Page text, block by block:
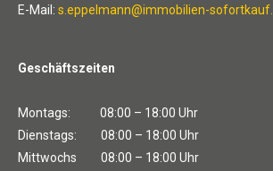
E-Mail: s.eppelmann@immobilien-
Geschäftszeiten
Montags: 08:00 – 18:00 Uhr
Dienstags: 08:00 – 18:00 Uhr
Mittwochs 08:00 – 18:00 Uhr